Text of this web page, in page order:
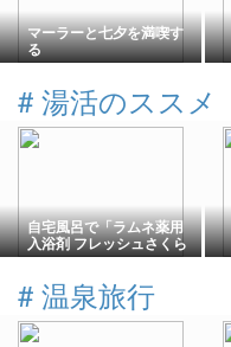
マーラーと七夕を満喫す
る
# 湯活のススメ
自宅風呂で「ラムネ薬用
入浴剤 フレッシュさくら
んぼの香り」を試してみ
剤編）vol.381
# 温泉旅行